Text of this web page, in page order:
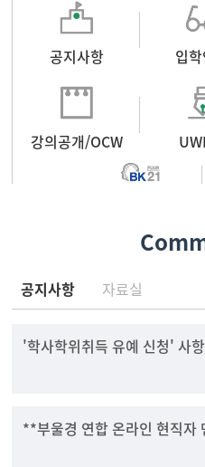
공지사항 입
강의공개/OCW
공지사항 자료실
'학사학위취득 유예 신청' 사
**부울경 연합 온라인 현직자